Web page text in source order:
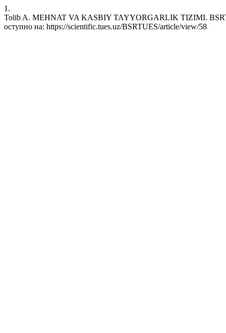
1.
Tolib A. MEHNAT VA KASBIY TAYYORGARLIK TIZIMI.
оступно на: https://scientific.tues.uz/BSRTUES/article/view/58